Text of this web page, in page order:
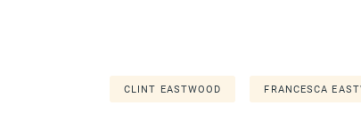
CLINT EASTWOOD FRANCESCA